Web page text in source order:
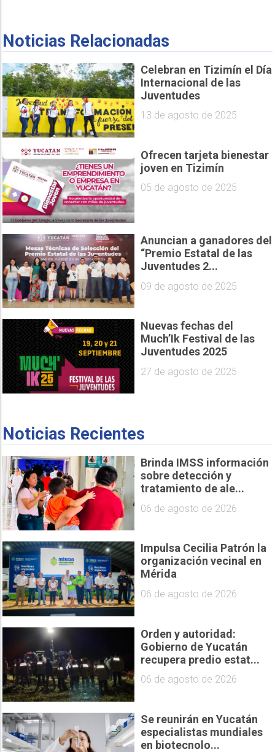
Noticias Relacionadas
Celebran en Tizimín el Día
Internacional de las
Juventudes
13 de agosto de 2025
Ofrecen tarjeta bienestar
joven en Tizimín
05 de agosto de 2025
Anuncian a ganadores del
“Premio Estatal de las
Juventudes 2...
09 de agosto de 2025
Nuevas fechas del
Much’Ik Festival de las
Juventudes 2025
27 de agosto de 2025
Noticias Recientes
Brinda IMSS información
sobre detección y
tratamiento de ale...
06 de agosto de 2026
Impulsa Cecilia Patrón la
organización vecinal en
Mérida
06 de agosto de 2026
Orden y autoridad:
Gobierno de Yucatán
recupera predio estat...
06 de agosto de 2026
Se reunirán en Yucatán
especialistas mundiales
en biotecnolo...